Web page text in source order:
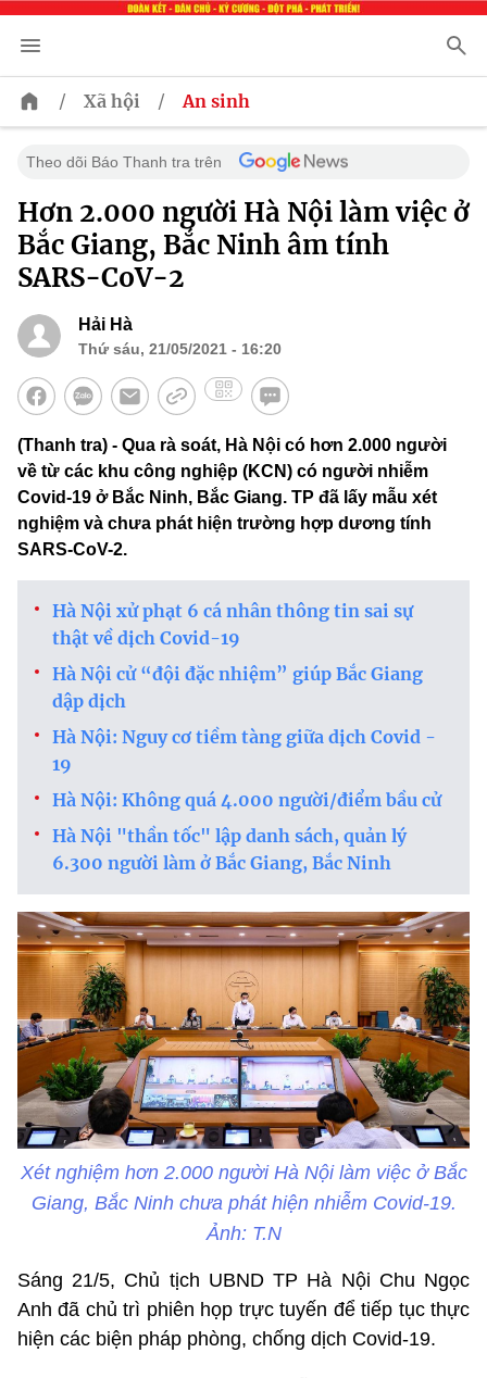
/ Xã hội / An sinh
Theo dõi Báo Thanh tra trên
Hơn 2.000 người Hà Nội làm việc ở
Bắc Giang, Bắc Ninh âm tính
SARS-CoV-2
Hải Hà
Thứ sáu, 21/05/2021 - 16:20
(Thanh tra) - Qua rà soát, Hà Nội có hơn 2.000 người
về từ các khu công nghiệp (KCN) có người nhiễm
Covid-19 ở Bắc Ninh, Bắc Giang. TP đã lấy mẫu xét
nghiệm và chưa phát hiện trường hợp dương tính
SARS-CoV-2.
Hà Nội xử phạt 6 cá nhân thông tin sai sự
thật về dịch Covid-19
Hà Nội cử “đội đặc nhiệm” giúp Bắc Giang
dập dịch
Hà Nội: Nguy cơ tiềm tàng giữa dịch Covid -
19
Hà Nội: Không quá 4.000 người/điểm bầu cử
Hà Nội "thần tốc" lập danh sách, quản lý
6.300 người làm ở Bắc Giang, Bắc Ninh
Xét nghiệm hơn 2.000 người Hà Nội làm việc ở Bắc
Giang, Bắc Ninh chưa phát hiện nhiễm Covid-19.
Ảnh: T.N
Sáng 21/5, Chủ tịch UBND TP Hà Nội Chu Ngọc
Anh đã chủ trì phiên họp trực tuyến để tiếp tục thực
hiện các biện pháp phòng, chống dịch Covid-19.